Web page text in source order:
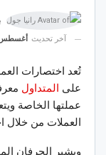
آخر تحديث
أغسطس 5,
تُعد اختصارات
على المتداول
عملتها الخاصة
العملات من خلال
ويشير الحرفان